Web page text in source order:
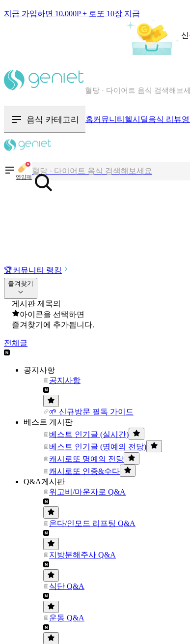
지금 가입하면 10,000P + 로또 10장 지급
혈당 · 다이어트 음식 검색해보
음식 카테고리 홈커뮤니티 헬시딜음식 리뷰
영양제
혈당 · 다이어트 음식 검색해보세요
음식 · 영양제 리뷰를 찾아보세요
🏆커뮤니티 랭킹
즐겨찾기
게시판 제목의
아이콘을 선택하면
즐겨찾기에 추가됩니다.
전체글
공지사항
공지사항
🌱 신규방문 필독 가이드
베스트 게시판
베스트 인기글 (실시간)
베스트 인기글 (명예의 전당)
캐시로또 명예의 전당
캐시로또 인증&수다
Q&A게시판
위고비/마운자로 Q&A
온다/인모드 리프팅 Q&A
지방분해주사 Q&A
식단 Q&A
운동 Q&A